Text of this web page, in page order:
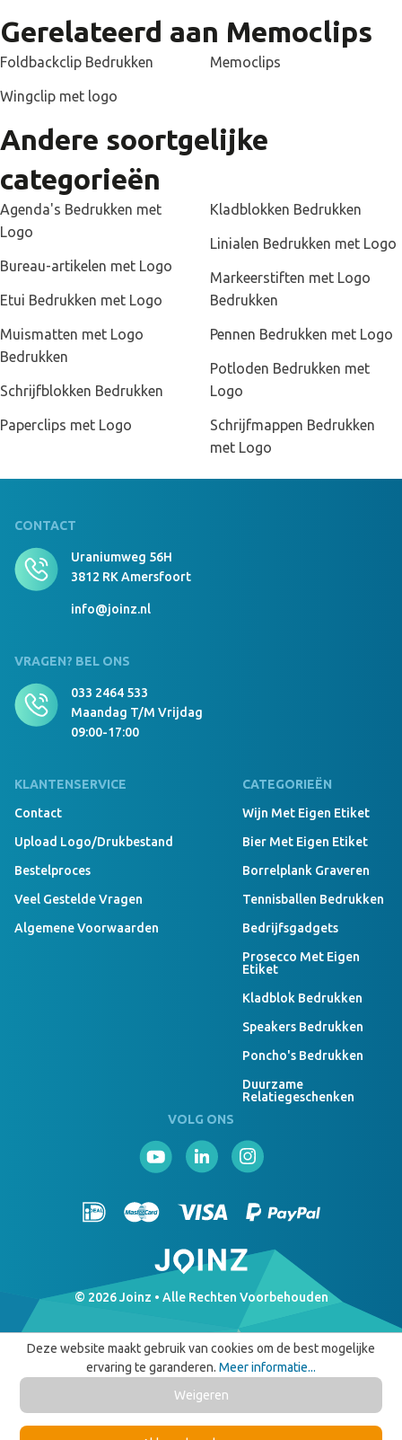
Gerelateerd aan Memoclips
Foldbackclip Bedrukken Memoclips
Wingclip met logo
Andere soortgelijke
categorieën
Agenda's Bedrukken met
Logo
Bureau-artikelen met Logo
Etui Bedrukken met Logo
Kladblokken Bedrukken
Linialen Bedrukken met Logo
Markeerstiften met Logo
Bedrukken
Muismatten met Logo
Bedrukken
Schrijfblokken Bedrukken
Paperclips met Logo
Pennen Bedrukken met Logo
Potloden Bedrukken met
Logo
Schrijfmappen Bedrukken
met Logo
CONTACT
Uraniumweg 56H
3812 RK Amersfoort
info@joinz.nl
VRAGEN? BEL ONS
033 2464 533
Maandag T/m Vrijdag
09:00-17:00
KLANTENSERVICE
Contact
Upload Logo/drukbestand
Bestelproces
Veel Gestelde Vragen
Algemene Voorwaarden
CATEGORIEËN
Wijn Met Eigen Etiket
Bier Met Eigen Etiket
Borrelplank Graveren
Tennisballen Bedrukken
Bedrijfsgadgets
Prosecco Met Eigen
Etiket
Kladblok Bedrukken
Speakers Bedrukken
Poncho's Bedrukken
Duurzame
Relatiegeschenken
VOLG ONS
© 2026 Joinz • Alle Rechten Voorbehouden
Deze website maakt gebruik van cookies om de best mogelijke
ervaring te garanderen. Meer informatie...
Weigeren